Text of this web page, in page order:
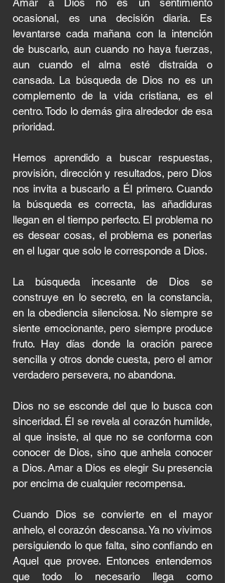
Amar a Dios no es un sentimiento
ocasional, es una decisión diaria. Es
levantarse cada mañana con la intención
de buscarlo, aun cuando no haya fuerzas,
aun cuando el alma esté distraída o
cansada. La búsqueda de Dios no es un
complemento de la vida cristiana, es el
centro. Todo lo demás gira alrededor de esa
prioridad.
Hemos aprendido a buscar respuestas,
provisión, dirección y resultados, pero Dios
nos invita a buscarlo a Él primero. Cuando
la búsqueda es correcta, las añadiduras
llegan en el tiempo perfecto. El problema no
es desear cosas, el problema es ponerlas
en el lugar que solo le corresponde a Dios.
La búsqueda incesante de Dios se
construye en lo secreto, en la constancia,
en la obediencia silenciosa. No siempre se
siente emocionante, pero siempre produce
fruto. Hay días donde la oración parece
sencilla y otros donde cuesta, pero el amor
verdadero persevera, no abandona.
Dios no se esconde del que lo busca con
sinceridad. Él se revela al corazón humilde,
al que insiste, al que no se conforma con
conocer de Dios, sino que anhela conocer
a Dios. Amar a Dios es elegir Su presencia
por encima de cualquier recompensa.
Cuando Dios se convierte en el mayor
anhelo, el corazón descansa. Ya no vivimos
persiguiendo lo que falta, sino confiando en
Aquel que provee. Entonces entendemos
que todo lo necesario llega como